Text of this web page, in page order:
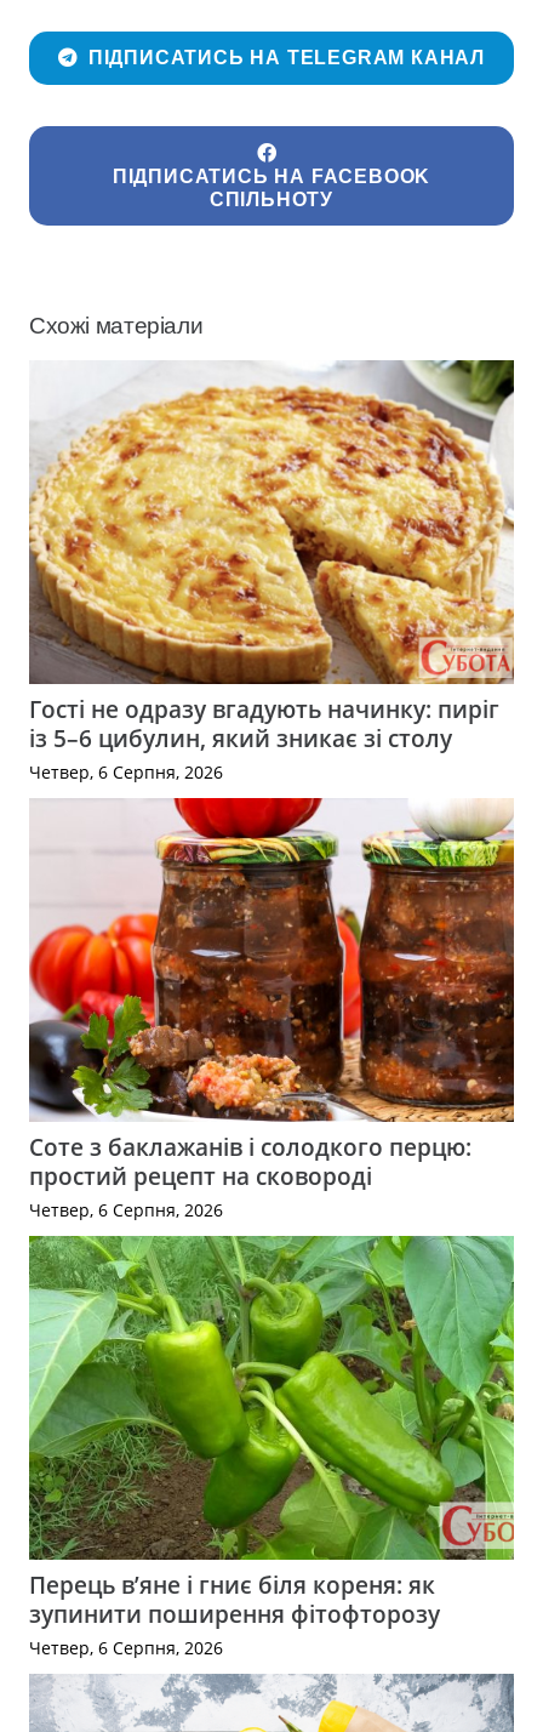
ПІДПИСАТИСЬ НА TELEGRAM КАНАЛ
ПІДПИСАТИСЬ НА FACEBOOK
СПІЛЬНОТУ
Схожі матеріали
Гості не одразу вгадують начинку: пиріг
із 5–6 цибулин, який зникає зі столу
Четвер, 6 Серпня, 2026
Соте з баклажанів і солодкого перцю:
простий рецепт на сковороді
Четвер, 6 Серпня, 2026
Перець в’яне і гниє біля кореня: як
зупинити поширення фітофторозу
Четвер, 6 Серпня, 2026